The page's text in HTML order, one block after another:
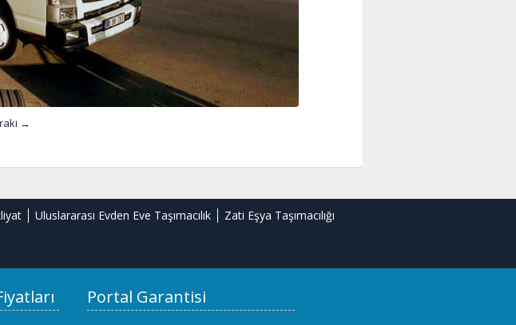
→
Uluslararası Evden Eve Taşımacılık Zati Eşya Taşımacılığı
Portal Garantisi